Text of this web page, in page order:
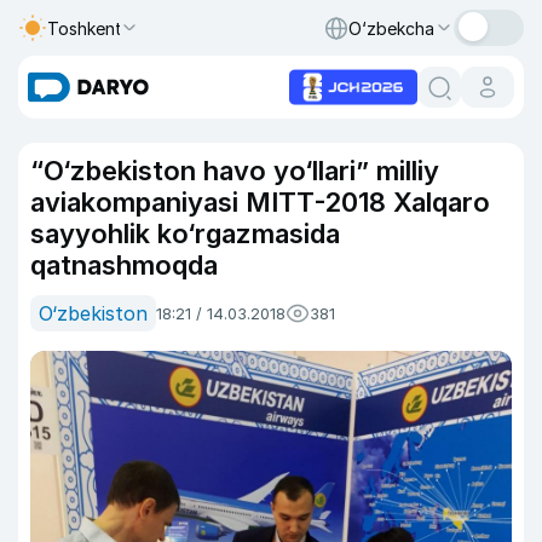
Toshkent O‘zbekcha
“O‘zbekiston havo yo‘llari” milliy
aviakompaniyasi MITT-2018 Xalqaro
sayyohlik ko‘rgazmasida
qatnashmoqda
O‘zbekiston 18:21 / 14.03.2018 381